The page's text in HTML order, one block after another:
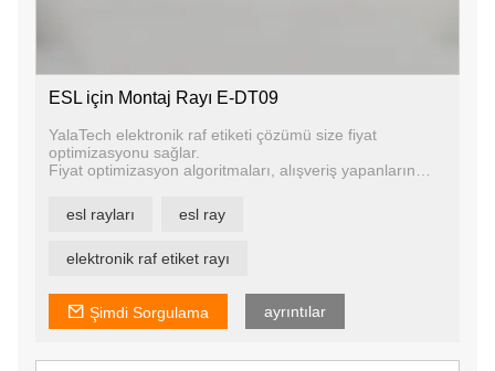
ESL için Montaj Rayı E-DT09
YalaTech elektronik raf etiketi çözümü size fiyat
optimizasyonu sağlar.
Fiyat optimizasyon algoritmaları, alışveriş yapanların
fiyatlarına ve daha fazlasına göre ayarlamanıza olanak
tanır. ESL etiketleri, geliri ve büyümeyi artırmak ve kar
önerilere dayalı olarak anında fiyat değişiklikleri
esl rayları esl ray
elektronik raf etiket rayı
Şimdi Sorgulama ayrıntılar